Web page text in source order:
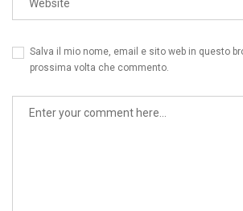
Salva il mio nome, email e sito web in questo
prossima volta che commento.